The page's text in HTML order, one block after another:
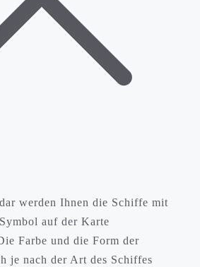
werden Ihnen die Schiffe mit
auf der Karte
Farbe und die Form der
je nach der Art des Schiffes